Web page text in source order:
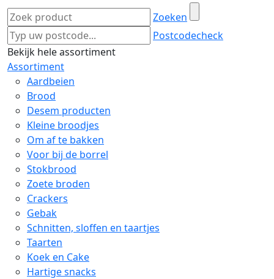
Zoeken
Postcodecheck
Bekijk hele assortiment
Assortiment
Aardbeien
Brood
Desem producten
Kleine broodjes
Om af te bakken
Voor bij de borrel
Stokbrood
Zoete broden
Crackers
Gebak
Schnitten, sloffen en taartjes
Taarten
Koek en Cake
Hartige snacks